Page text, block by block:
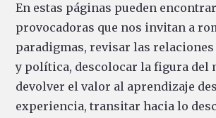
En estas páginas pueden
provocadoras que nos invitan a
paradigmas, revisar las
y política, descolocar la figura del
devolver el valor al aprendizaje
experiencia, transitar hacia lo